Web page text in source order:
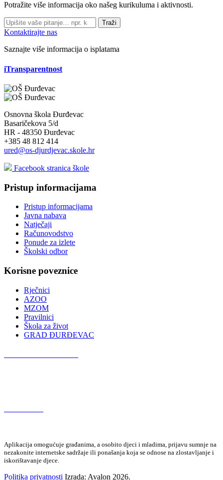
Potražite više informacija oko našeg kurikuluma i aktivnosti.
Traži
Kontaktirajte nas
Saznajte više informacija o isplatama
iTransparentnost
Osnovna škola Đurđevac
Basaričekova 5/d
HR - 48350 Đurđevac
+385 48 812 414
ured@os-djurdjevac.skole.hr
Facebook stranica škole
Pristup informacijama
Pristup informacijama
Javna nabava
Natječaji
Računovodstvo
Ponude za izlete
Školski odbor
Korisne poveznice
Rječnici
AZOO
MZOM
Pravilnici
Škola za život
GRAD ĐURĐEVAC
Aplikacija omogućuje građanima, a osobito djeci i mladima, prijavu sumnje na
nezakonite internetske sadržaje ili ponašanja koja se odnose na zlostavljanje i
iskorištavanje djece.
Politika privatnosti Izrada: Avalon 2026.